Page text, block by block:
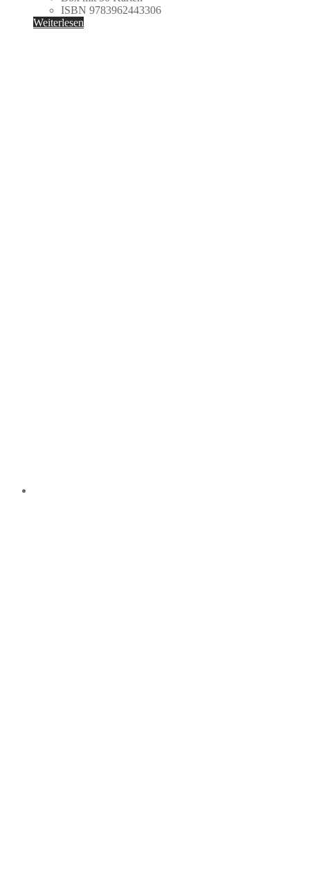
ISBN 9783962443306
Weiterlesen